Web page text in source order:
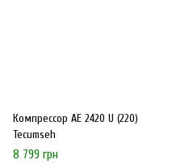
Компрессор AE 2420 U (220)
Tecumseh
8 799 грн